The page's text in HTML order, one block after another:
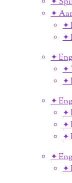
✦
✦
✦
✦
✦
✦
✦
✦
✦
✦
✦
✦
✦